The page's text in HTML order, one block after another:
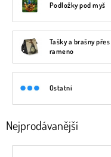
Podložky pod myš
Tašky a brašny přes
rameno
Ostatní
Nejprodávanější